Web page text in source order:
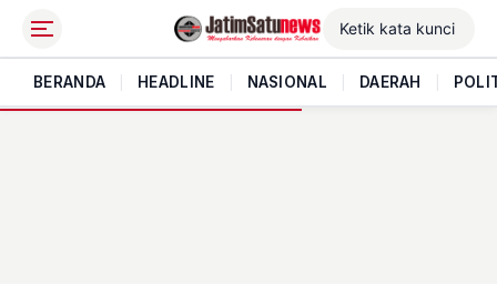
BERANDA HEADLINE NASIONAL DAERAH